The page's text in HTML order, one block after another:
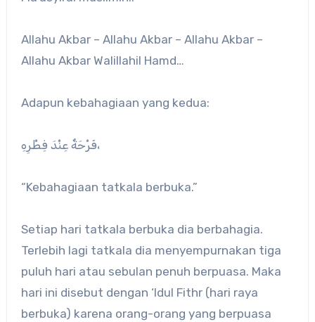
Allahu Akbar – Allahu Akbar – Allahu Akbar –
Allahu Akbar Walillahil Hamd…
Adapun kebahagiaan yang kedua:
فَرْحَةٌ عِنْدَ فِطْرِهِ،
“Kebahagiaan tatkala berbuka.”
Setiap hari tatkala berbuka dia berbahagia.
Terlebih lagi tatkala dia menyempurnakan tiga
puluh hari atau sebulan penuh berpuasa. Maka
hari ini disebut dengan ‘Idul Fithr (hari raya
berbuka) karena orang-orang yang berpuasa